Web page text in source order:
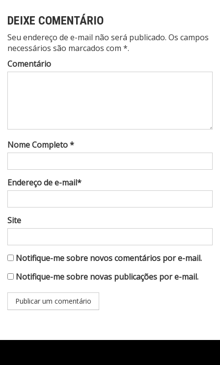
DEIXE COMENTÁRIO
Seu endereço de e-mail não será publicado. Os campos
necessários são marcados com *.
Comentário
Nome Completo *
Endereço de e-mail*
Site
Notifique-me sobre novos comentários por e-mail.
Notifique-me sobre novas publicações por e-mail.